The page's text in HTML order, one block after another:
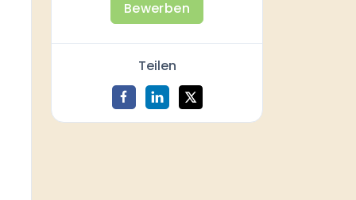
Bewerben
Teilen